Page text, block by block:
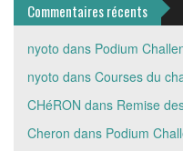
Commentaires récents
nyoto dans Podium
nyoto dans Courses du
CHéRON dans Remise
Cheron dans Podium